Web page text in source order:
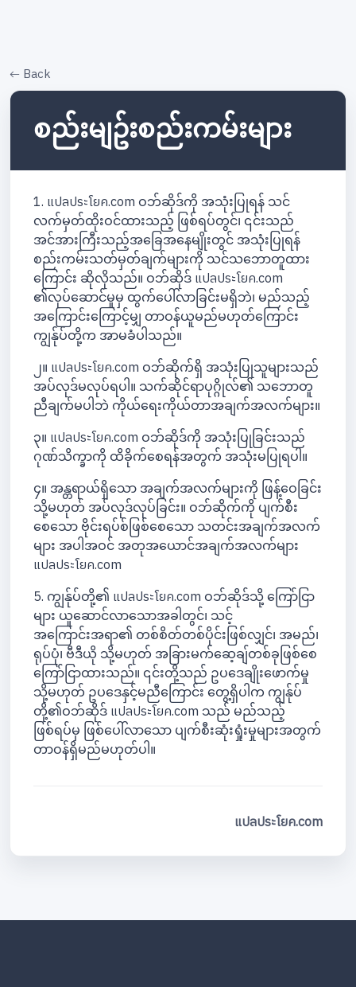
Back
စည်းမျဥ်းစည်းကမ်းများ
1. แปลประโยค.com ဝဘ်ဆိုဒ်ကို အသုံးပြုရန် သင်
လက်မှတ်ထိုးဝင်ထားသည့် ဖြစ်ရပ်တွင်၊ ၎င်းသည်
အင်အားကြီးသည့်အခြေအနေမျိုးတွင် အသုံးပြုရန်
စည်းကမ်းသတ်မှတ်ချက်များကို သင်သဘောတူထား
ကြောင်း ဆိုလိုသည်။ ဝဘ်ဆိုဒ် แปลประโยค.com
၏လုပ်ဆောင်မှုမှ ထွက်ပေါ်လာခြင်းမရှိဘဲ၊ မည်သည့်
အကြောင်းကြောင့်မျှ တာဝန်ယူမည်မဟုတ်ကြောင်း
ကျွန်ုပ်တို့က အာမခံပါသည်။
၂။ แปลประโยค.com ဝဘ်ဆိုက်ရှိ အသုံးပြုသူများသည်
အပ်လုဒ်မလုပ်ရပါ။ သက်ဆိုင်ရာပုဂ္ဂိုလ်၏ သဘောတူ
ညီချက်မပါဘဲ ကိုယ်ရေးကိုယ်တာအချက်အလက်များ။
၃။ แปลประโยค.com ဝဘ်ဆိုဒ်ကို အသုံးပြုခြင်းသည်
ဂုဏ်သိက္ခာကို ထိခိုက်စေရန်အတွက် အသုံးမပြုရပါ။
၄။ အန္တရာယ်ရှိသော အချက်အလက်များကို ဖြန့်ဝေခြင်း
သို့မဟုတ် အပ်လုဒ်လုပ်ခြင်း။ ဝဘ်ဆိုက်ကို ပျက်စီး
စေသော ဗိုင်းရပ်စ်ဖြစ်စေသော သတင်းအချက်အလက်
များ အပါအဝင် အတုအယောင်အချက်အလက်များ
แปลประโยค.com
5. ကျွန်ုပ်တို့၏ แปลประโยค.com ဝဘ်ဆိုဒ်သို့ ကြော်ငြာ
များ ယူဆောင်လာသောအခါတွင်၊ သင့်
အကြောင်းအရာ၏ တစ်စိတ်တစ်ပိုင်းဖြစ်လျှင်၊ အမည်၊
ရုပ်ပုံ၊ ဗီဒီယို သို့မဟုတ် အခြားမက်ဆေ့ချ်တစ်ခုဖြစ်စေ
ကြော်ငြာထားသည်။ ၎င်းတို့သည် ဥပဒေချိုးဖောက်မှု
သို့မဟုတ် ဥပဒေနှင့်မညီကြောင်း တွေ့ရှိပါက ကျွန်ုပ်
တို့၏ဝဘ်ဆိုဒ် แปลประโยค.com သည် မည်သည့်
ဖြစ်ရပ်မှ ဖြစ်ပေါ်လာသော ပျက်စီးဆုံးရှုံးမှုများအတွက်
တာဝန်ရှိမည်မဟုတ်ပါ။
แปลประโยค.com